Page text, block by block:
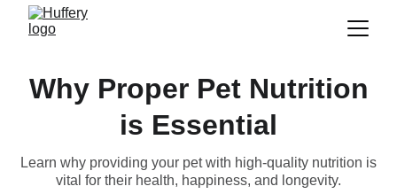
Why Proper Pet Nutrition
is Essential
Learn why providing your pet with high-quality nutrition is
vital for their health, happiness, and longevity.